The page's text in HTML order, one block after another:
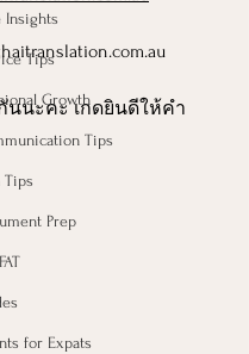
Insights
Tips
Growth
Tips
Prep
for Expats
นะคะ เกดยินดีให้คำ